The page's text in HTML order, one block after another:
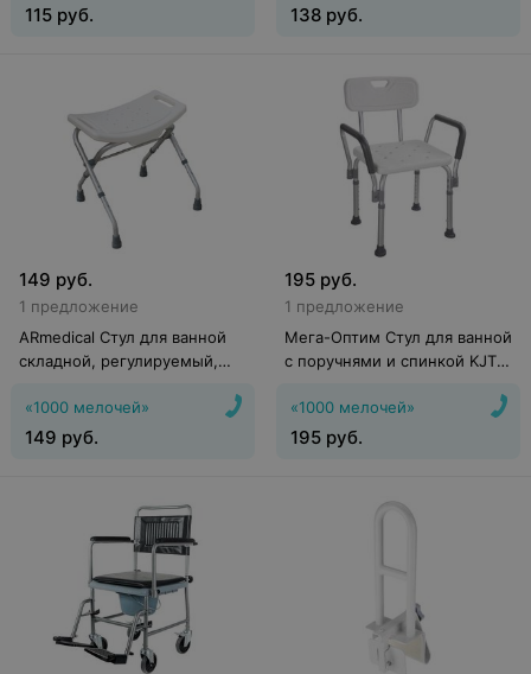
115 руб. 138 руб.
149 руб.
1 предложение
ARmedical Стул для ванной
складной, регулируемый,
«1000 мелочей»
149 руб.
195 руб.
1 предложение
Мега-Оптим Стул для ванной
с поручнями и спинкой KJT
«1000 мелочей»
195 руб.